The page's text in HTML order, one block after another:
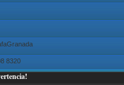
8320